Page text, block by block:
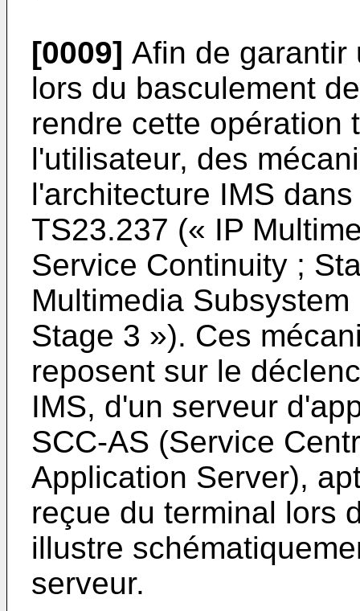
[0009] Afin de garantir
lors du basculement
rendre cette opération
l'utilisateur, des
l'architecture IMS
TS23.237 (« IP
Service Continuity ;
Multimedia
Stage 3 »). Ces
reposent sur le
IMS, d'un serveur
SCC-AS (Service
Application Server),
reçue du terminal lors
illustre
serveur.